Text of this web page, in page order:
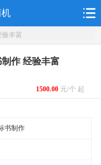
丰富
作 经验丰富
1500.00元/个 起
书制作